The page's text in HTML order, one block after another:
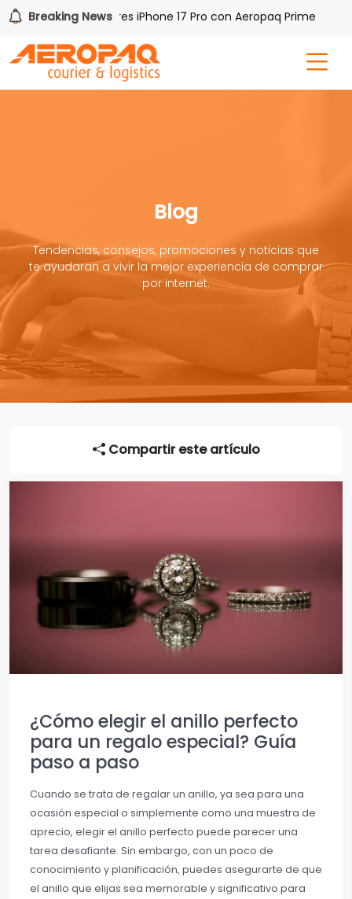
Breaking News
Gana uno de tres iPhone 17 Pro con Aeropaq Prime
Blog
Tendencias, consejos, promociones y noticias que
te ayudaran a vivir la mejor experiencia de comprar
por internet.
Compartir este artículo
¿Cómo elegir el anillo perfecto
para un regalo especial? Guía
paso a paso
Cuando se trata de regalar un anillo, ya sea para una
ocasión especial o simplemente como una muestra de
aprecio, elegir el anillo perfecto puede parecer una
tarea desafiante. Sin embargo, con un poco de
conocimiento y planificación, puedes asegurarte de que
el anillo que elijas sea memorable y significativo para